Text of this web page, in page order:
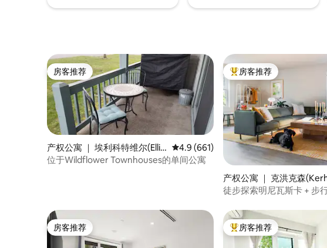
房客推荐
房客推荐
产权公寓 ｜ 埃利科特维尔(Ellic
ottville)
平均评分 4.9 分（满分 5 分），共 661
4.9 (661)
位于Wildflower Townhouses的单间公寓
热门「房客推荐」
房客推荐
产权公寓 ｜ 克洪克森
n)
徒步探索明尼瓦斯卡 + 步
房客推荐
房客推荐 热门「房客推荐」
房客推荐